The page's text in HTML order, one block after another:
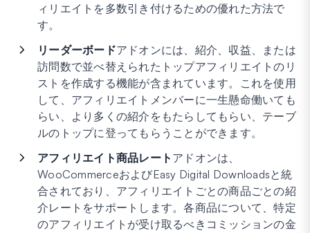
ィリエイトを多数引き付けるための優れた方法で
す。
リーダーボードアドオンには、紹介、収益、または
訪問数で並べ替えられたトップアフィリエイトのリ
ストを作成する機能が含まれています。これを使用
して、アフィリエイトメンバーに一生懸命働いても
らい、より多くの紹介をもたらしてもらい、テーブ
ルのトップに登ってもらうことができます。
アフィリエイト商品レート アドオンは、
WooCommerceおよびEasy Digital Downloadsと統
合されており、アフィリエイトごとの商品ごとの紹
介レートをサポートします。各商品について、特定
のアフィリエイトが受け取るべきコミッションの金